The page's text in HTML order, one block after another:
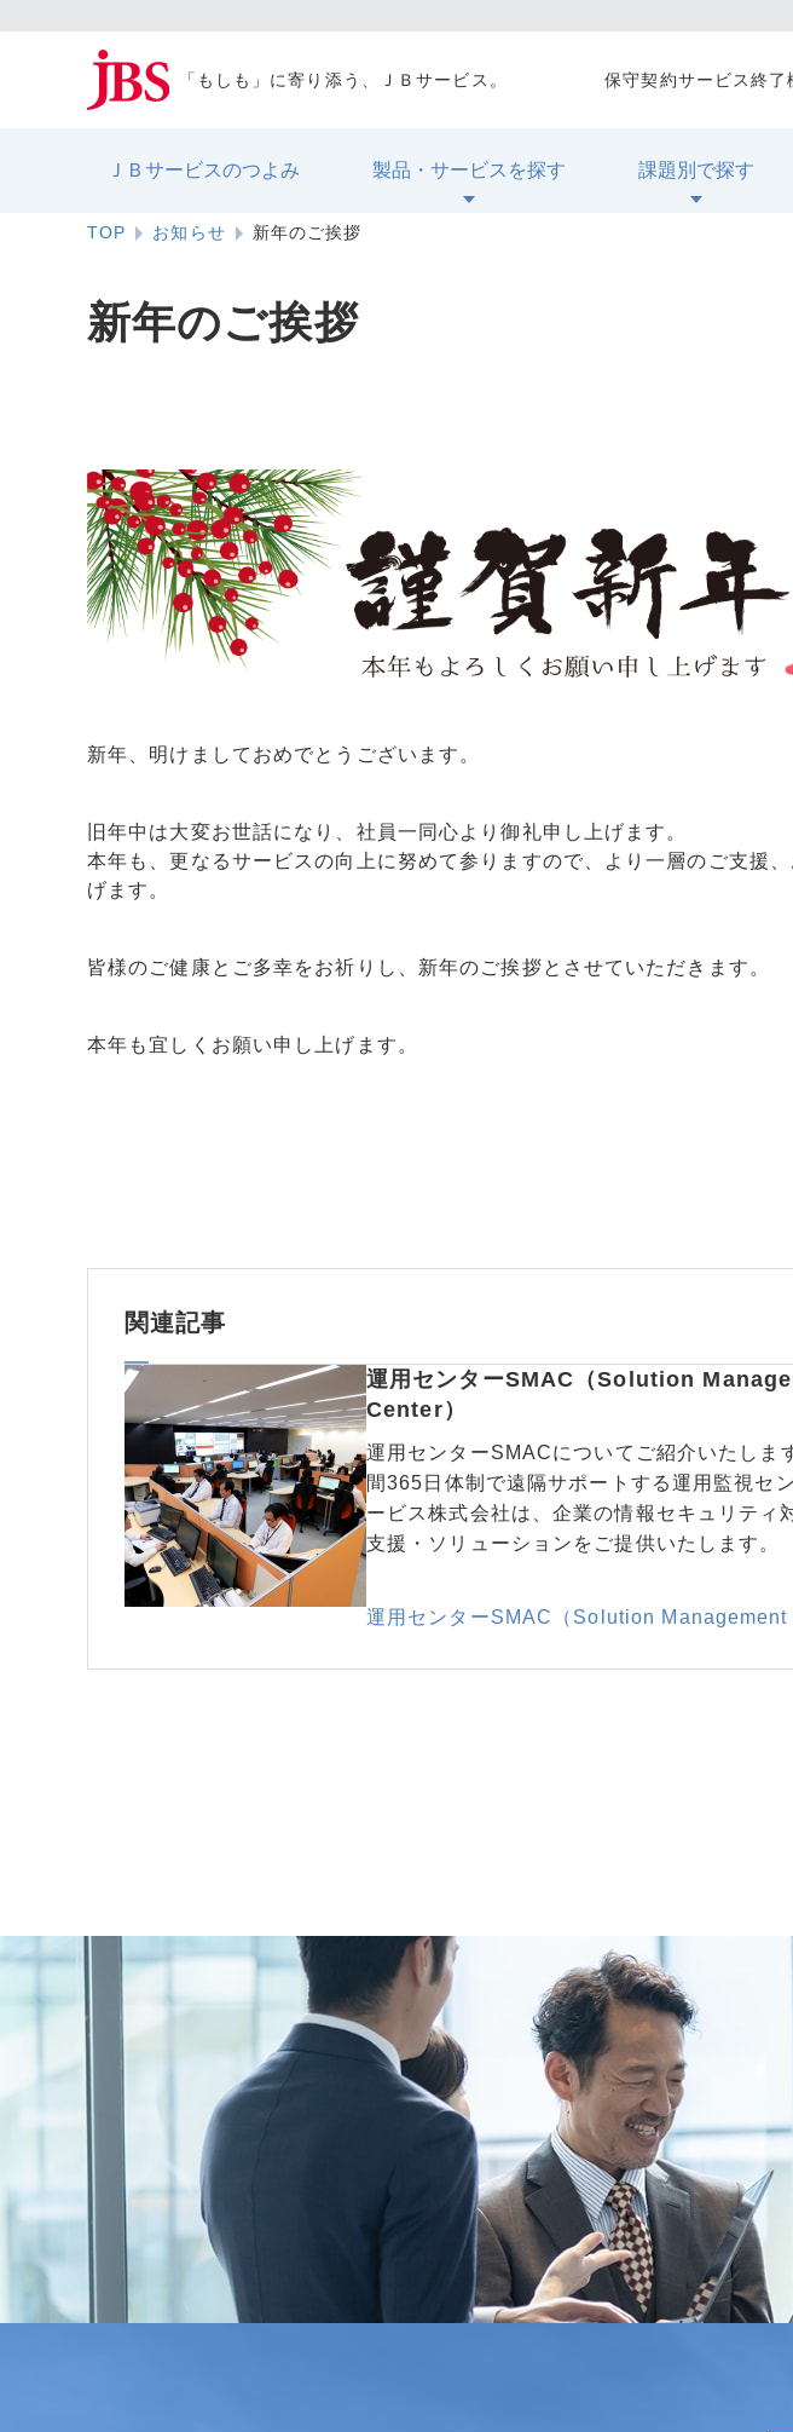
「もしも」に寄り添う、ＪＢサービス。
ＪＢサービスのつよみ 製品・サービスを探す 課題別で探す
保守契約サービス終了
TOP お知らせ 新年のご挨拶
新年のご挨拶
新年、明けましておめでとうございます。
旧年中は大変お世話になり、社員一同心より御礼申し上げます。
本年も、更なるサービスの向上に努めて参りますので、より一層のご支援
げます。
皆様のご健康とご多幸をお祈りし、新年のご挨拶とさせていただきます。
本年も宜しくお願い申し上げます。
関連記事
運用センターSMAC（Solution
Center）
運用センターSMACについてご紹介いたしま
間365日体制で遠隔サポートする運用監視セ
ービス株式会社は、企業の情報セキュリティ
支援・ソリューションをご提供いたします。
運用センターSMAC（Solution